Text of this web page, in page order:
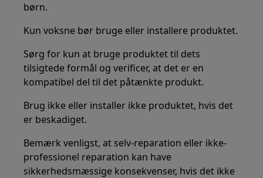
børn.
Kun voksne bør bruge eller installere produktet.
Sørg for kun at bruge produktet til dets
tilsigtede formål og verificer, at det er en
kompatibel del til det påtænkte produkt.
Brug ikke eller installer ikke produktet, hvis det
er beskadiget.
Bemærk venligst, at selv-reparation eller ikke-
professionel reparation kan have
sikkerhedsmæssige konsekvenser, hvis det ikke